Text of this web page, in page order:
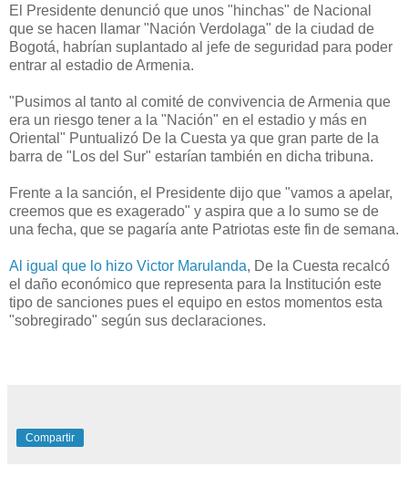
El Presidente denunció que unos "hinchas" de Nacional
que se hacen llamar "Nación Verdolaga" de la ciudad de
Bogotá, habrían suplantado al jefe de seguridad para poder
entrar al estadio de Armenia.
"Pusimos al tanto al comité de convivencia de Armenia que
era un riesgo tener a la "Nación" en el estadio y más en
Oriental" Puntualizó De la Cuesta ya que gran parte de la
barra de "Los del Sur" estarían también en dicha tribuna.
Frente a la sanción, el Presidente dijo que "vamos a apelar,
creemos que es exagerado" y aspira que a lo sumo se de
una fecha, que se pagaría ante Patriotas este fin de semana.
Al igual que lo hizo Victor Marulanda, De la Cuesta recalcó
el daño económico que representa para la Institución este
tipo de sanciones pues el equipo en estos momentos esta
"sobregirado" según sus declaraciones.
Compartir